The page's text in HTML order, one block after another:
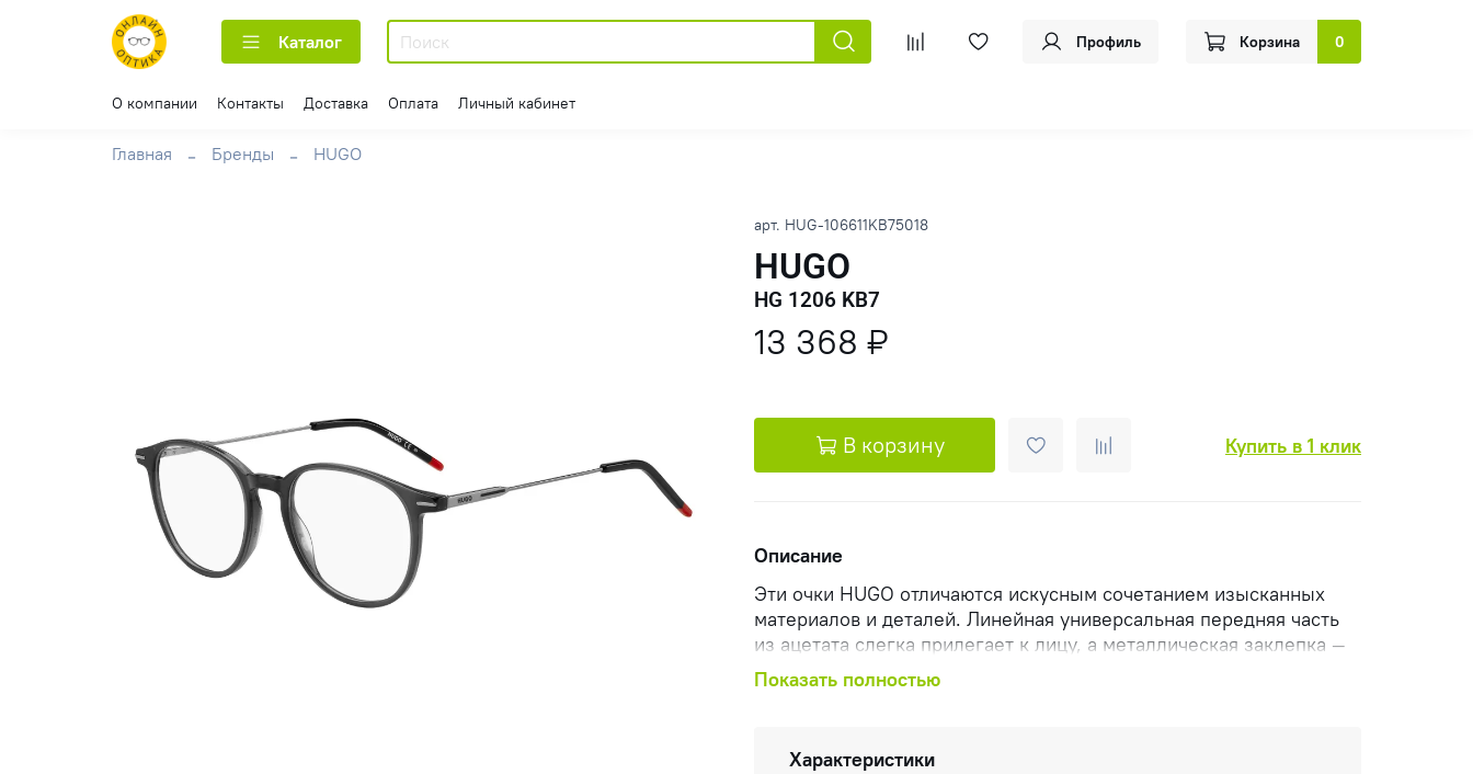
Каталог Профиль Корзина 0
О компании Контакты Доставка Оплата Личный кабинет
Главная Бренды HUGO
арт. HUG-106611KB75018
HUGO
HG 1206 KB7
13 368 ₽
В корзину Купить в 1 клик
Описание
Эти очки HUGO отличаются искусным сочетанием изысканных
материалов и деталей. Линейная универсальная передняя часть
из ацетата слегка прилегает к лицу, а металлическая заклепка —
стильный акцент, придающий изделию характер. Наконечники из
ацетата украшают тонкие, сдержанные металлические заушники,
Показать полностью
Характеристики